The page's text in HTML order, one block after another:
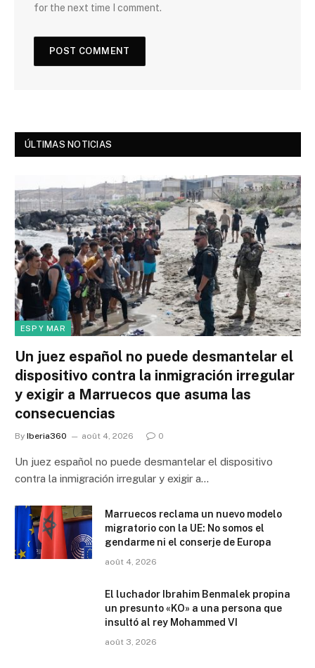
for the next time I comment.
ÚLTIMAS NOTICIAS
ESP Y MAR
Un juez español no puede desmantelar el
dispositivo contra la inmigración irregular
y exigir a Marruecos que asuma las
consecuencias
By Iberia360 août 4, 2026 0
Un juez español no puede desmantelar el dispositivo
contra la inmigración irregular y exigir a…
Marruecos reclama un nuevo modelo
migratorio con la UE: No somos el
gendarme ni el conserje de Europa
août 4, 2026
El luchador Ibrahim Benmalek propina
un presunto «KO» a una persona que
insultó al rey Mohammed VI
août 3, 2026